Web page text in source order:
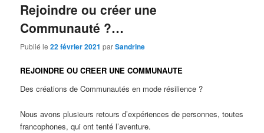
Rejoindre ou créer une
Communauté ?…
Publié le22 février 2021 parSandrine
REJOINDRE OU CREER UNE COMMUNAUTE
Des créations de Communautés en mode résilience ?
Nous avons plusieurs retours d’expériences de personnes, toutes
francophones, qui ont tenté l’aventure.